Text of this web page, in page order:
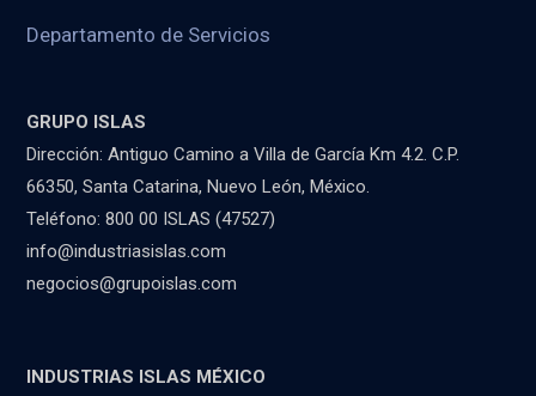
Departamento de Servicios
GRUPO ISLAS
Dirección: Antiguo Camino a Villa de García Km 4.2. C.P.
66350, Santa Catarina, Nuevo León, México.
Teléfono: 800 00 ISLAS (47527)
info@industriasislas.com
negocios@grupoislas.com
INDUSTRIAS ISLAS MÉXICO